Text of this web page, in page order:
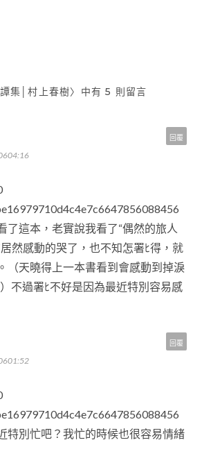
集│村上春樹〉中有 5 則留言
了這本，老實說我看了“偶然的旅人
然感動的哭了，也不知怎署ﾋ得，就
（天曉得上一本書看到會感動到掉淚
不過署ﾋ不好是因為最近特別容易感
回覆
特別忙吧？我忙的時候也很容易情緒
回覆